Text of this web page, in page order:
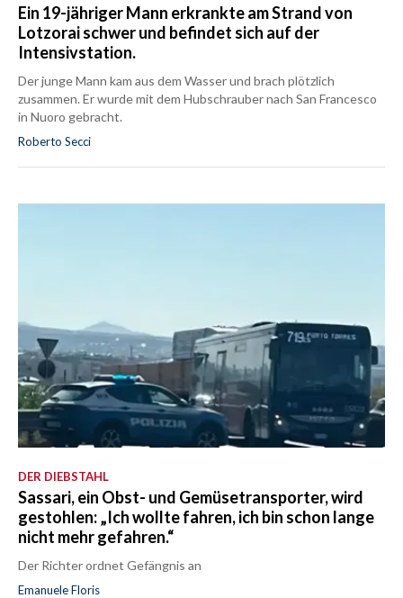
Ein 19-jähriger Mann erkrankte am Strand von
Lotzorai schwer und befindet sich auf der
Intensivstation.
Der junge Mann kam aus dem Wasser und brach plötzlich
zusammen. Er wurde mit dem Hubschrauber nach San Francesco
in Nuoro gebracht.
Roberto Secci
DER DIEBSTAHL
Sassari, ein Obst- und Gemüsetransporter, wird
gestohlen: „Ich wollte fahren, ich bin schon lange
nicht mehr gefahren.“
Der Richter ordnet Gefängnis an
Emanuele Floris